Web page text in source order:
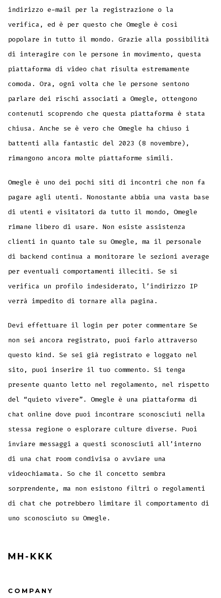
indirizzo e-mail per la registrazione o la
verifica, ed è per questo che Omegle è così
popolare in tutto il mondo. Grazie alla possibilità
di interagire con le persone in movimento, questa
piattaforma di video chat risulta estremamente
comoda. Ora, ogni volta che le persone sentono
parlare dei rischi associati a Omegle, ottengono
contenuti scoprendo che questa piattaforma è stata
chiusa. Anche se è vero che Omegle ha chiuso i
battenti alla fantastic del 2023 (8 novembre),
rimangono ancora molte piattaforme simili.
Omegle è uno dei pochi siti di incontri che non fa
pagare agli utenti. Nonostante abbia una vasta base
di utenti e visitatori da tutto il mondo, Omegle
rimane libero di usare. Non esiste assistenza
clienti in quanto tale su Omegle, ma il personale
di backend continua a monitorare le sezioni average
per eventuali comportamenti illeciti. Se si
verifica un profilo indesiderato, l’indirizzo IP
verrà impedito di tornare alla pagina.
Devi effettuare il login per poter commentare Se
non sei ancora registrato, puoi farlo attraverso
questo kind. Se sei già registrato e loggato nel
sito, puoi inserire il tuo commento. Si tenga
presente quanto letto nel regolamento, nel rispetto
del “quieto vivere”. Omegle è una piattaforma di
chat online dove puoi incontrare sconosciuti nella
stessa regione o esplorare culture diverse. Puoi
inviare messaggi a questi sconosciuti all’interno
di una chat room condivisa o avviare una
videochiamata. So che il concetto sembra
sorprendente, ma non esistono filtri o regolamenti
di chat che potrebbero limitare il comportamento di
uno sconosciuto su Omegle.
MH-KKK
COMPANY